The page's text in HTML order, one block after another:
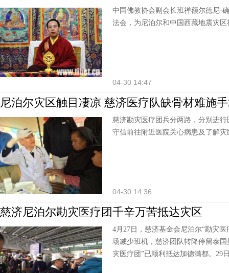
中国佛教协会副会长班禅额尔德尼·
法会，为尼泊尔和中国西藏地震灾区
04-30 14:47
尼泊尔灾区触目凄凉 慈济医疗队缺骨材难施
慈济勘灾医疗团兵分两路，分别进
守信前往附近医院关心病患及了解灾
04-30 14:36
慈济尼泊尔勘灾医疗团千辛万苦抵达灾区
4月27日，慈济基金会尼泊尔“勘灾
场减少班机，慈济团队转降停留泰
灾医疗团”已顺利抵达加德满都。29